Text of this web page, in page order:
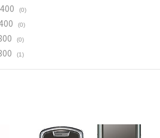
(0)
(0)
(0)
(1)